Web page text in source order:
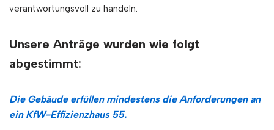
verantwortungsvoll zu handeln.
Unsere Anträge wurden wie folgt
abgestimmt:
Die Gebäude erfüllen mindestens die Anforderungen an
ein KfW-Effizienzhaus 55.